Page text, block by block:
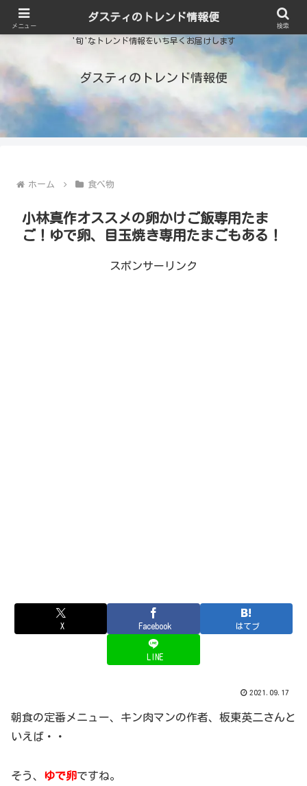
'旬'なトレンド情報をいち早くお届けします
ダスティのトレンド情報便
ホーム 食べ物
小林真作オススメの卵かけご飯専用たま
ご！ゆで卵、目玉焼き専用たまごもある！
スポンサーリンク
X Facebook はてブ
LINE
2021.09.17
朝食の定番メニュー、キン肉マンの作者、板東英二さんと
いえば・・
そう、 ゆで卵ですね。
メニュー
ダスティのトレンド情報便
検索